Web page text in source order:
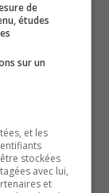
dans
de
études
sur un
et les
stockées
avec lui,
et